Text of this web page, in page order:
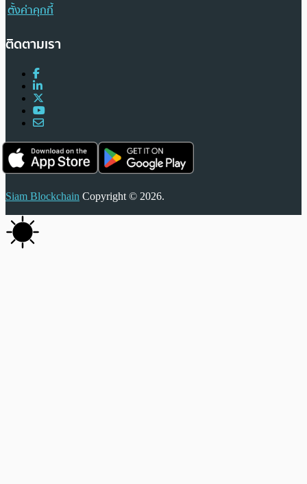
ตั้งค่าคุกกี้
ติดตามเรา
Siam Blockchain Copyright © 2026.